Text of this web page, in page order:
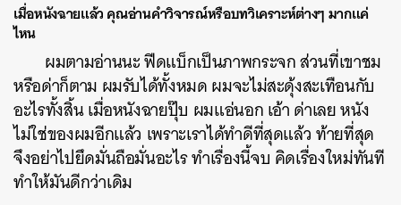
เมื่อหนังฉายแล้วคุณอ่านคำวิจารณ์หรือบทวิเคราะห์ต่างๆมากแค่
ไหน
ผมตามอ่านนะ ฟีดแบ็กเป็นภาพกระจก ส่วนที่เขาชม
หรือด่าก็ตาม ผมรับได้ทั้งหมด ผมจะไม่สะดุ้งสะเทือนกับ
อะไรทั้งสิ้น เมื่อหนังฉายปุ๊บ ผมแอ่นอก เอ้า ด่าเลย หนัง
ไม่ใช่ของผมอีกแล้ว เพราะเราได้ทำดีที่สุดแล้ว ท้ายที่สุด
จึงอย่าไปยึดมั่นถือมั่นอะไร ทำเรื่องนี้จบ คิดเรื่องใหม่ทันที
ทำให้มันดีกว่าเดิม